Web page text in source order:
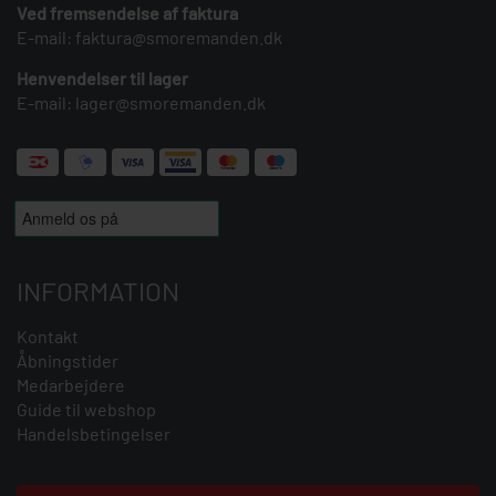
Ved fremsendelse af faktura
E-mail: faktura@smoremanden.dk
Henvendelser til lager
E-mail: lager@smoremanden.dk
INFORMATION
Kontakt
Åbningstider
Medarbejdere
Guide til webshop
Handelsbetingelser